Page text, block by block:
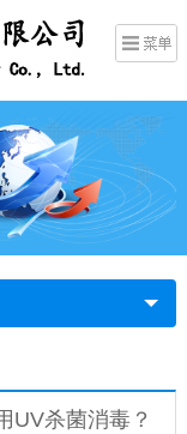
UV杀菌消毒？